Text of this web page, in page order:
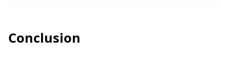
Conclusion